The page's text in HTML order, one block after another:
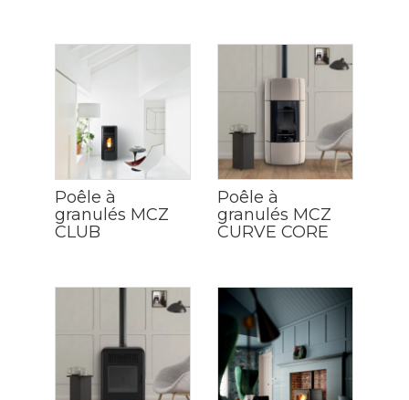
Poêle à
granulés MCZ
CLUB
Poêle à
granulés MCZ
CURVE CORE